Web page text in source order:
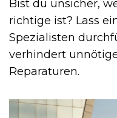
Bist du unsicher,
richtige ist? Lass
Spezialisten
verhindert
Reparaturen.